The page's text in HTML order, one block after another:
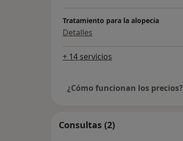
Tratamiento para la alopecia
Detalles
+ 14 servicios
¿Cómo funcionan los precios?
Consultas (2)